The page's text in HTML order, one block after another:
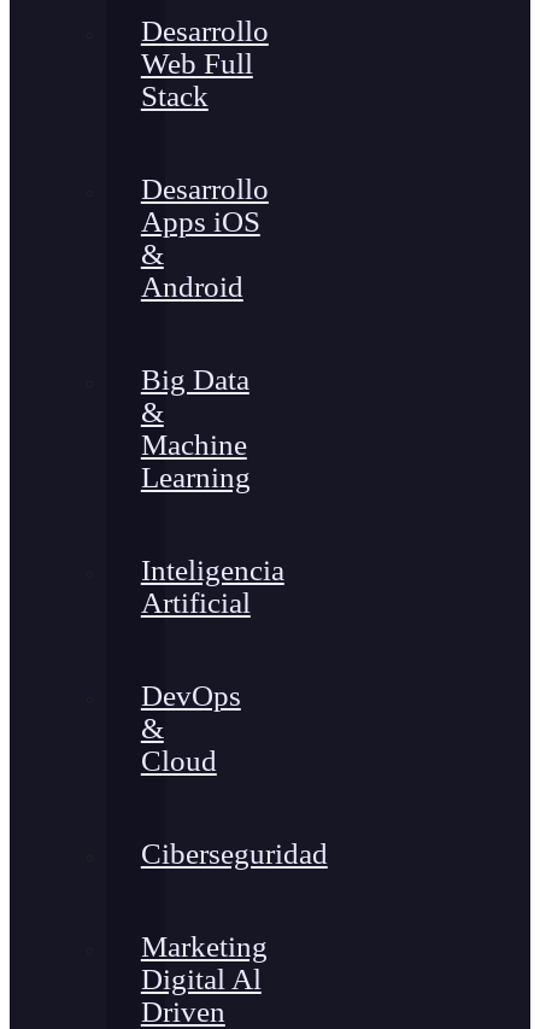
Desarrollo
Web Full
Stack
Desarrollo
Apps iOS
&
Android
Big Data
&
Machine
Learning
Inteligencia
Artificial
DevOps
&
Cloud
Ciberseguridad
Marketing
Digital Al
Driven